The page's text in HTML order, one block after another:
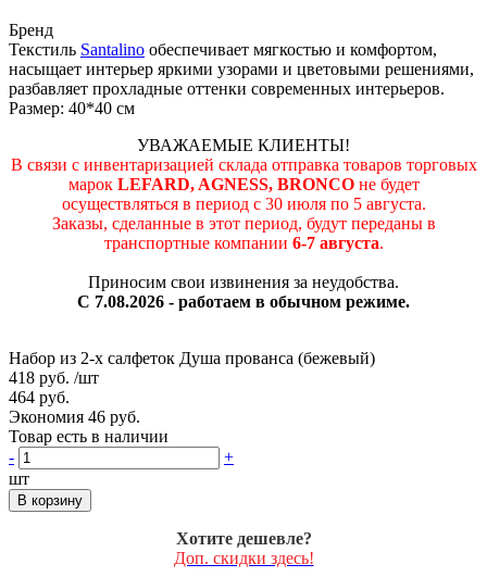
Бренд
Текстиль Santalino обеспечивает мягкостью и комфортом,
насыщает интерьер яркими узорами и цветовыми решениями,
разбавляет прохладные оттенки современных интерьеров.
Размер: 40*40 см
УВАЖАЕМЫЕ КЛИЕНТЫ!
В связи с инвентаризацией склада отправка товаров торговых
марок LEFARD, AGNESS, BRONCOне будет
осуществляться в период c 30 июля по 5 августа.
Заказы, сделанные в этот период, будут переданы в
транспортные компании 6-7 августа.
Приносим свои извинения за неудобства.
С 7.08.2026 - работаем в обычном режиме.
Набор из 2-х салфеток Душа прованса (бежевый)
418 руб. /шт
464 руб.
Экономия 46 руб.
Товар есть в наличии
-
+
шт
В корзину
Хотите дешевле?
Доп. скидки здесь!